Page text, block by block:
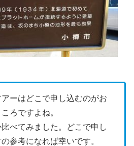
ーはどこで申し込むのがお
ろですよね。
べてみました。どこで申し
参考になれば幸いです。